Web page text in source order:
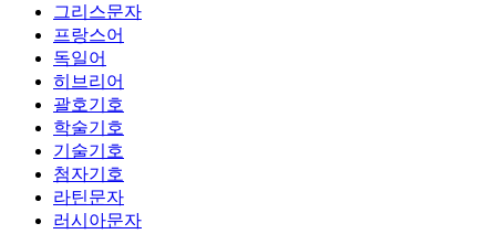
그리스문자
프랑스어
독일어
히브리어
괄호기호
학술기호
기술기호
첨자기호
라틴문자
러시아문자